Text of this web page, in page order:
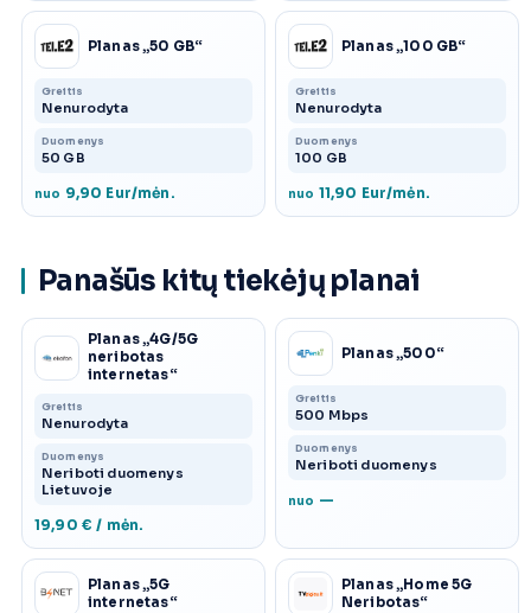
Planas „50 GB“
Greitis
Nenurodyta
Duomenys
50 GB
nuo 9,90 Eur/mėn.
Planas „100 GB“
Greitis
Nenurodyta
Duomenys
100 GB
nuo 11,90 Eur/mėn.
Panašūs kitų tiekėjų planai
Planas „4G/5G
neribotas
internetas“
Greitis
Nenurodyta
Duomenys
Neriboti duomenys
Lietuvoje
19,90 € / mėn.
Planas „500“
Greitis
500 Mbps
Duomenys
Neriboti duomenys
nuo —
Planas „5G
internetas“
Planas „Home 5G
Neribotas“